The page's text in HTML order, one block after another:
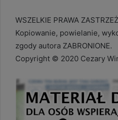
WSZELKIE PRAWA
Kopiowanie, powielanie,
zgody autora ZABRONIONE.
Copyright © 2020 Cezary